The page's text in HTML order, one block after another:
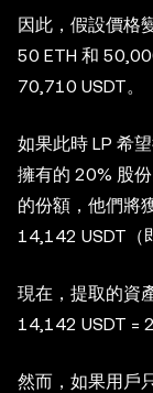
因此，假設價格
50 ETH 和
70,710 USDT。
如果此時 LP 希
擁有的 20% 股
的份額，他們將
14,142 USDT（
現在，提取的資
14,142 USDT =
然而，如果用戶